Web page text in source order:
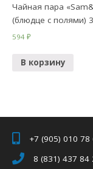
Чайная пара
(блюдце с полями)
594₽
В корзину
+7 (905) 010 78
8 (831) 437 84